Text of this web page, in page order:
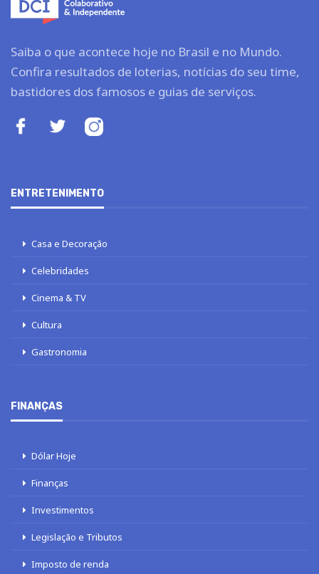
Saiba o que acontece hoje no Brasil e no Mundo.
Confira resultados de loterias, notícias do seu time,
bastidores dos famosos e guias de serviços.
ENTRETENIMENTO
Casa e Decoração
Celebridades
Cinema & TV
Cultura
Gastronomia
FINANÇAS
Dólar Hoje
Finanças
Investimentos
Legislação e Tributos
Imposto de renda